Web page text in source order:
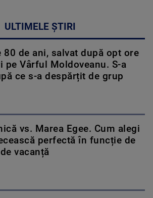
ULTIMELE ȘTIRI
80 de ani, salvat după opt ore
pe Vârful Moldoveanu. S-a
ce s-a despărțit de grup
vs. Marea Egee. Cum alegi
perfectă în funcție de
vacanță